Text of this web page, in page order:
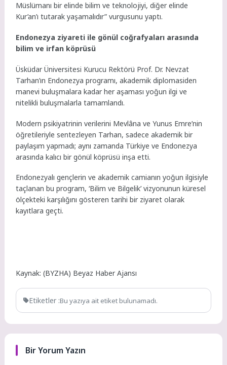
Müslümanı bir elinde bilim ve teknolojiyi, diğer elinde
Kur’an’ı tutarak yaşamalıdır” vurgusunu yaptı.
Endonezya ziyareti ile gönül coğrafyaları arasında
bilim ve irfan köprüsü
Üsküdar Üniversitesi Kurucu Rektörü Prof. Dr. Nevzat
Tarhan’ın Endonezya programı, akademik diplomasiden
manevi buluşmalara kadar her aşaması yoğun ilgi ve
nitelikli buluşmalarla tamamlandı.
Modern psikiyatrinin verilerini Mevlâna ve Yunus Emre’nin
öğretileriyle sentezleyen Tarhan, sadece akademik bir
paylaşım yapmadı; aynı zamanda Türkiye ve Endonezya
arasında kalıcı bir gönül köprüsü inşa etti.
Endonezyalı gençlerin ve akademik camianın yoğun ilgisiyle
taçlanan bu program, ‘Bilim ve Bilgelik’ vizyonunun küresel
ölçekteki karşılığını gösteren tarihi bir ziyaret olarak
kayıtlara geçti.
Kaynak: (BYZHA) Beyaz Haber Ajansı
Etiketler :Bu yazıya ait etiket bulunamadı.
Bir Yorum Yazın